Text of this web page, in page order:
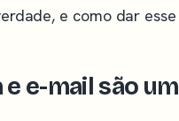
e como dar
e e-mail são